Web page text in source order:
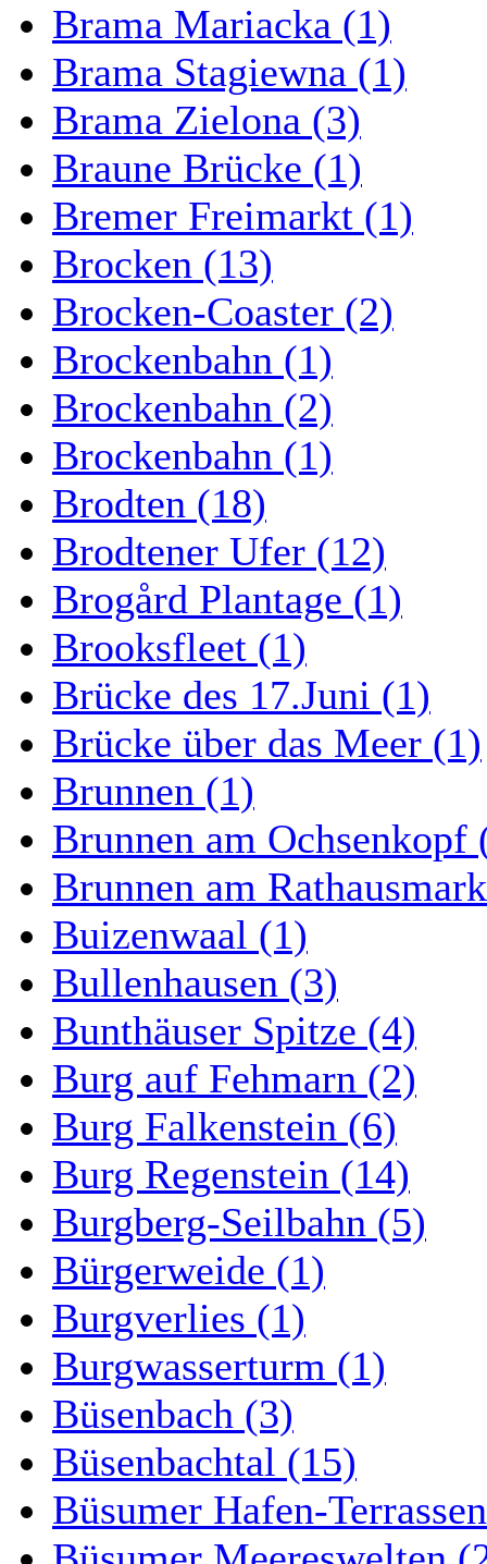
Brama Mariacka (1)
Brama Stagiewna (1)
Brama Zielona (3)
Braune Brücke (1)
Bremer Freimarkt (1)
Brocken (13)
Brocken-Coaster (2)
Brockenbahn (1)
Brockenbahn (2)
Brockenbahn (1)
Brodten (18)
Brodtener Ufer (12)
Brogård Plantage (1)
Brooksfleet (1)
Brücke des 17.Juni (1)
Brücke über das Meer (1)
Brunnen (1)
Brunnen am Ochsenkopf
Brunnen am
Buizenwaal (1)
Bullenhausen (3)
Bunthäuser Spitze (4)
Burg auf Fehmarn (2)
Burg Falkenstein (6)
Burg Regenstein (14)
Burgberg-Seilbahn (5)
Bürgerweide (1)
Burgverlies (1)
Burgwasserturm (1)
Büsenbach (3)
Büsenbachtal (15)
Büsumer Hafen-